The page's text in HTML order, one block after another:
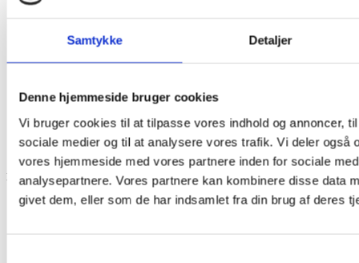
Samtykke Detaljer
Denne hjemmeside bruger cookies
Vi bruger cookies til at tilpasse vores indhold og annoncer,
sociale medier og til at analysere vores trafik. Vi deler også
vores hjemmeside med vores partnere inden for sociale
analysepartnere. Vores partnere kan kombinere disse data
givet dem, eller som de har indsamlet fra din brug af deres
Events
Info
Kontakt
Vores metoder
Giv-Et-År-programmet
Job hos Ungdomsøen
Muliggjort af